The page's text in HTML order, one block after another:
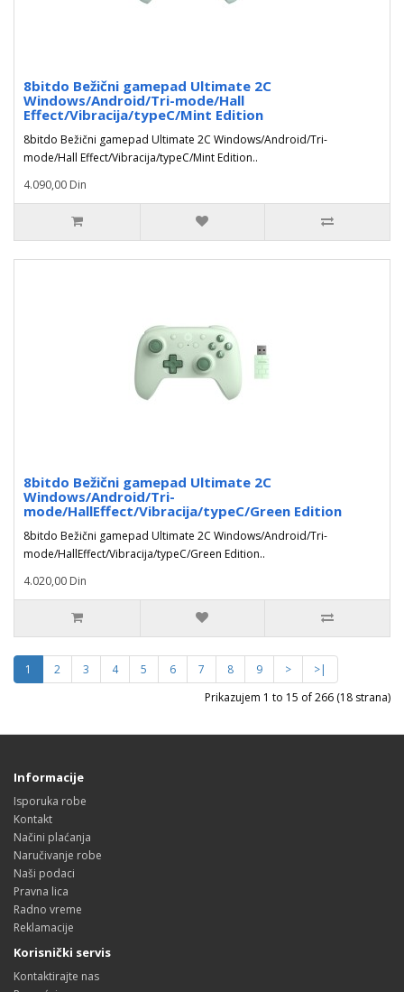
8bitdo Bežični gamepad Ultimate 2C
Windows/Android/Tri-mode/Hall
Effect/Vibracija/typeC/Mint Edition
8bitdo Bežični gamepad Ultimate 2C Windows/Android/Tri-
mode/Hall Effect/Vibracija/typeC/Mint Edition..
4.090,00 Din
8bitdo Bežični gamepad Ultimate 2C
Windows/Android/Tri-
mode/HallEffect/Vibracija/typeC/Green Edition
8bitdo Bežični gamepad Ultimate 2C Windows/Android/Tri-
mode/HallEffect/Vibracija/typeC/Green Edition..
4.020,00 Din
1 2 3 4 5 6 7 8 9 >
>|
Prikazujem 1 to 15 of 266 (18 strana)
Informacije
Isporuka robe
Kontakt
Načini plaćanja
Naručivanje robe
Naši podaci
Pravna lica
Radno vreme
Reklamacije
Korisnički servis
Kontaktirajte nas